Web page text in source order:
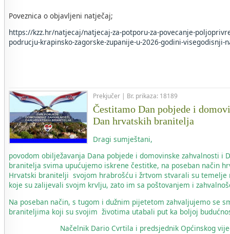
Poveznica o objavljeni natječaj;
https://kzz.hr/natjecaj/natjecaj-za-potporu-za-povecanje-
podrucju-krapinsko-zagorske-zupanije-u-2026-godini-visegodisnji-
Prekjučer | Br. prikaza: 18189
Čestitamo Dan pobjede i
Dan hrvatskih branitelja
Dragi sumještani,
povodom obilježavanja Dana pobjede i domovinske zahvalnosti i
branitelja svima upućujemo iskrene čestitke, na poseban način
Hrvatski branitelji svojom hrabrošću i žrtvom stvarali su temelje
koje su zalijevali svojm krvlju, zato im sa poštovanjem i
Na poseban način, s tugom i dužnim pijetetom zahvaljujemo se
braniteljima koji su svojim životima utabali put ka boljoj
Načelnik Dario Cvrtila i predsjednik Općinskog